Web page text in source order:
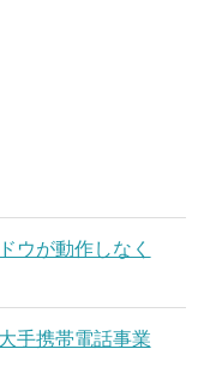
ウが動作しなく
手携帯電話事業